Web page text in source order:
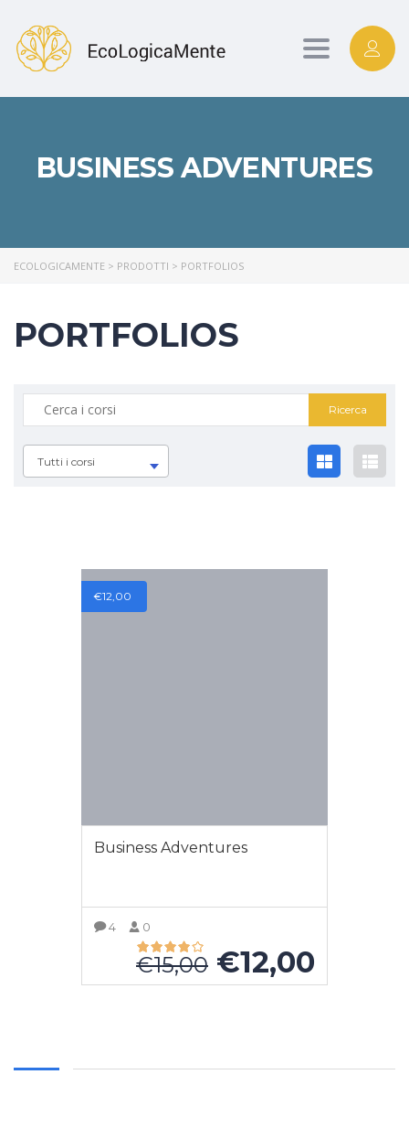
Toggle
BUSINESS ADVENTURES
ECOLOGICAMENTE > PRODOTTI > PORTFOLIOS
PORTFOLIOS
Tutti i corsi
€12,00
Business Adventures
4 0
€15,00 €12,00